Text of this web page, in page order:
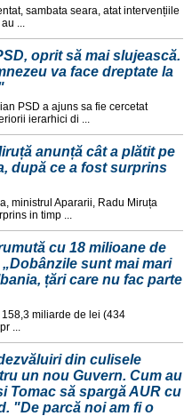
sambata seara, atat intervențiile
...
oprit să mai slujească.
va face dreptate la
PSD a ajuns sa fie cercetat
ierarhici di ...
anunță cât a plătit pe
după ce a fost surprins
ministrul Apararii, Radu Miruța
in timp ...
cu 18 milioane de
sunt mai mari
țări care nu fac parte
miliarde de lei (434
...
din culisele
un nou Guvern. Cum au
Tomac să spargă AUR cu
"De parcă noi am fi o